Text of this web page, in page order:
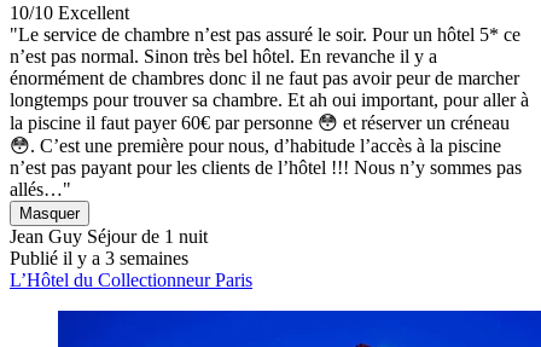
10/10 Excellent
"Le service de chambre n’est pas assuré le soir. Pour un hôtel 5* ce
n’est pas normal. Sinon très bel hôtel. En revanche il y a
énormément de chambres donc il ne faut pas avoir peur de marcher
longtemps pour trouver sa chambre. Et ah oui important, pour aller à
la piscine il faut payer 60€ par personne 😳 et réserver un créneau
😳. C’est une première pour nous, d’habitude l’accès à la piscine
n’est pas payant pour les clients de l’hôtel !!! Nous n’y sommes pas
allés…"
Masquer
Jean Guy Séjour de 1 nuit
Publié il y a 3 semaines
L’Hôtel du Collectionneur Paris